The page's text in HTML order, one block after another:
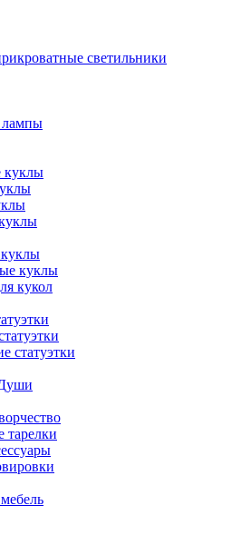
светильники
лампы
куклы
куклы
кукол
статуэтки
тарелки